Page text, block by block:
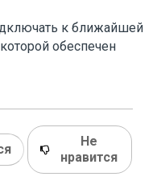
к ближайшей
обеспечен
Не
нравится